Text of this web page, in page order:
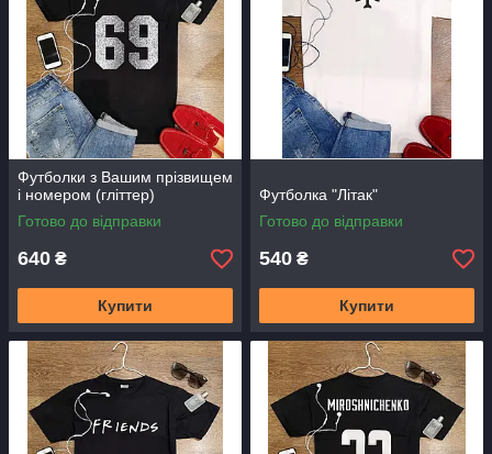
Футболки з Вашим прізвищем
і номером (гліттер)
Готово до відправки
640 ₴
Купити
Футболка "Літак"
Готово до відправки
540 ₴
Купити